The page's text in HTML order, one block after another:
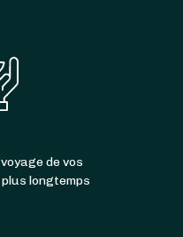
de vos
longtemps